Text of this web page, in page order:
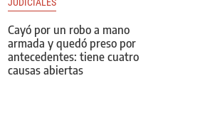
Cayó por un robo a mano
armada y quedó preso por
antecedentes: tiene cuatro
causas abiertas